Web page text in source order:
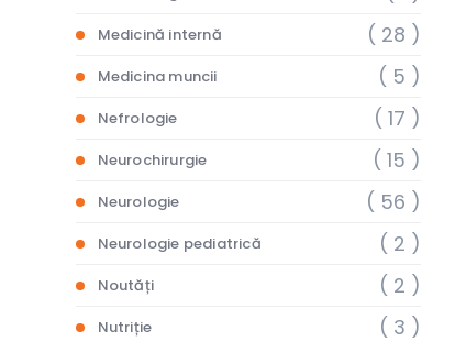
Medicină internă ( 28 )
Medicina muncii ( 5 )
Nefrologie ( 17 )
Neurochirurgie ( 15 )
Neurologie ( 56 )
Neurologie pediatrică ( 2 )
Noutăți ( 2 )
Nutriție ( 3 )